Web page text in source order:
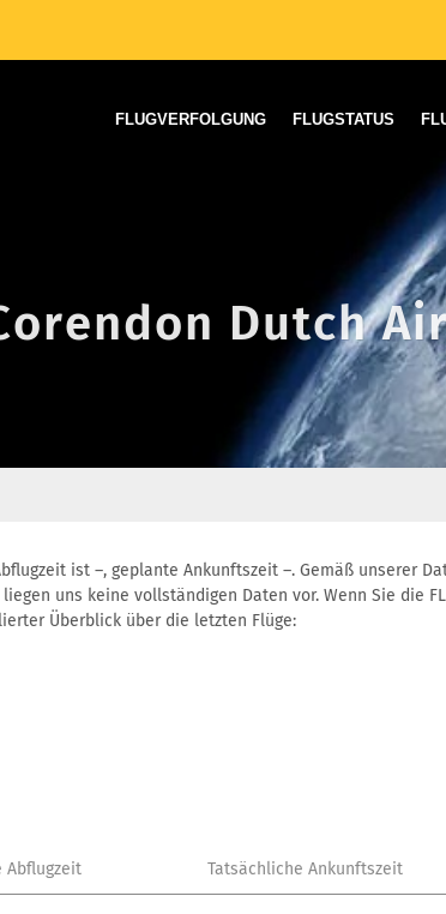
FLUGVERFOLGUNG FLUGSTATUS
Dutch
ist –, geplante Ankunftszeit –. Gemäß unserer
uns keine vollständigen Daten vor. Wenn Sie die
Überblick über die letzten Flüge:
Abflugzeit Tatsächliche Ankunftszeit